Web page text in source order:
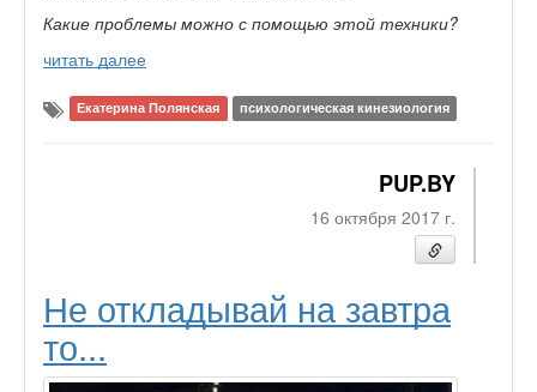
Какие проблемы можно с помощью этой техники?
читать далее
Екатерина Полянская психологическая кинезиология
PUP.BY
16 октября 2017 г.
Не откладывай на завтра
то...